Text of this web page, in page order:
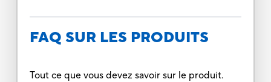
FAQ SUR LES PRODUITS
Tout ce que vous devez savoir sur le produit.